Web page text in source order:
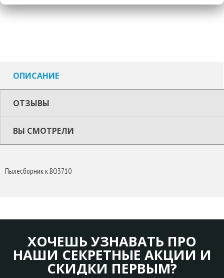
ОПИСАНИЕ
ОТЗЫВЫ
ВЫ СМОТРЕЛИ
Пылесборник к BO3710
ХОЧЕШЬ УЗНАВАТЬ ПРО
НАШИ СЕКРЕТНЫЕ АКЦИИ И
СКИДКИ ПЕРВЫМ?